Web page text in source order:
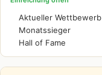
Aktueller Wettbewerb
Monatssieger
Hall of Fame